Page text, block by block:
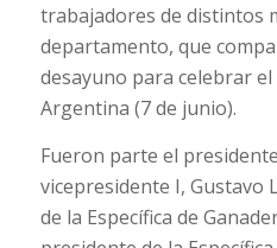
trabajadores de distintos
departamento, que
desayuno para celebrar
Argentina (7 de junio).
Fueron parte el
vicepresidente I, Gustavo
de la Específica de